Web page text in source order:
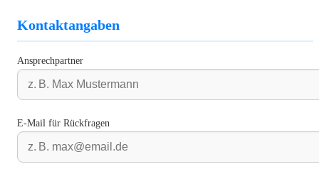
Kontaktangaben
Ansprechpartner
E-Mail für Rückfragen